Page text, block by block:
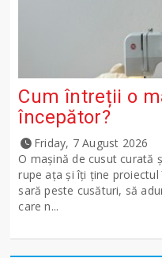
Cum întreții o
începător?
Friday, 7 August 2026
O mașină de cusut curată
rupe ața și îți ține
sară peste cusături, să
care n...